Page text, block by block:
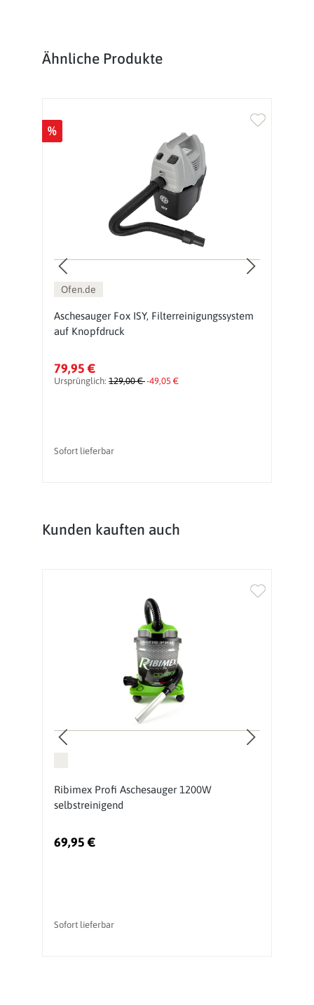
Produktgalerie überspringen
Ähnliche Produkte
%
Ofen.de
Aschesauger Fox ISY, Filterreinigungssystem
auf Knopfdruck
79,95 €
Ursprünglich: 129,00 €-49,05 €
Sofort lieferbar
Produktgalerie überspringen
Kunden kauften auch
Ribimex Profi Aschesauger 1200W
selbstreinigend
69,95 €
Sofort lieferbar